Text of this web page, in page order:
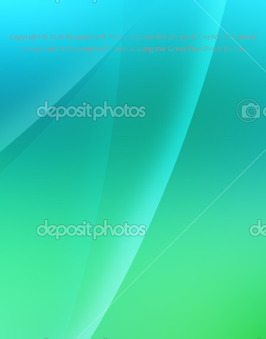
Copyright © 2026 Panorama 4° Piano . Utilizza WordPress& CeeWP, Theme by
ceewp.com & Panorama 4° Piano is using the Great WordPress theme